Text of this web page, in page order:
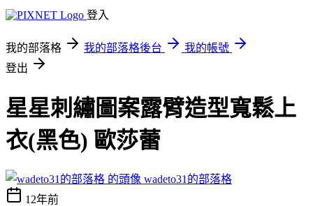
登入
我的部落格 我的部落格後台
我的帳號
登出
星星刺繡圖案露臂造型寬鬆上
衣(黑色) 歐莎蕾
wadeto31的部落格
12年前